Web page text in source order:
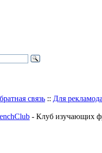
связь :: Для
- Клуб изучающих